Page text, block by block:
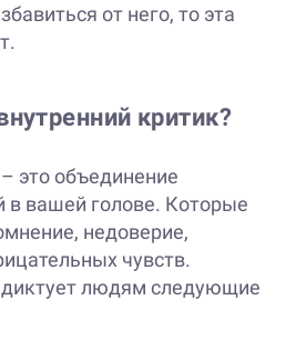
от него, то эта
критик?
это объединение
в вашей голове. Которые
недоверие,
чувств.
диктует людям следующие